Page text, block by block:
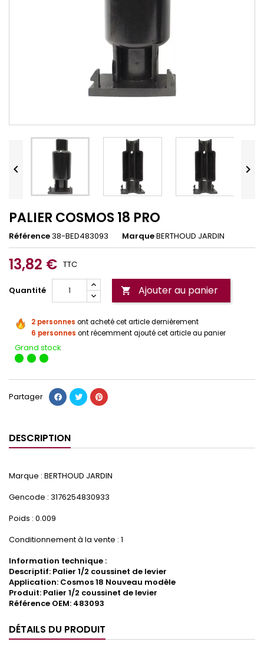
 
PALIER COSMOS 18 PRO
Référence38-BED483093 MarqueBERTHOUD JARDIN
13,82 € TTC
Quantité  Ajouter au panier
2 personnes ont acheté cet article dernièrement
6 personnes ont récemment ajouté cet article au panier
Grand stock
Partager
DESCRIPTION
Marque : BERTHOUD JARDIN
Gencode : 3176254830933
Poids : 0.009
Conditionnement à la vente : 1
Information technique :
Descriptif: Palier 1/2 coussinet de levier
Application: Cosmos 18 Nouveau modèle
Produit: Palier 1/2 coussinet de levier
Référence OEM: 483093
DÉTAILS DU PRODUIT